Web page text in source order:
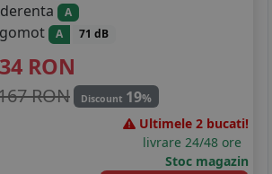
A
A 71 dB
RON
RON Discount 19%
Ultimele 2 bucati!
livrare 24/48 ore
Stoc magazin